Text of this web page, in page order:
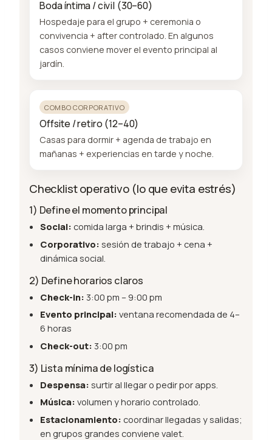
Boda íntima / civil (30–60)
Hospedaje para el grupo + ceremonia o
convivencia + after controlado. En algunos
casos conviene mover el evento principal al
jardín.
COMBO CORPORATIVO
Offsite / retiro (12–40)
Casas para dormir + agenda de trabajo en
mañanas + experiencias en tarde y noche.
Checklist operativo (lo que evita estrés)
1) Define el momento principal
Social: comida larga + brindis + música.
Corporativo: sesión de trabajo + cena +
dinámica social.
2) Define horarios claros
Check-in: 3:00 pm – 9:00 pm
Evento principal: ventana recomendada de 4–
6 horas
Check-out: 3:00 pm
3) Lista mínima de logística
Despensa: surtir al llegar o pedir por apps.
Música: volumen y horario controlado.
Estacionamiento: coordinar llegadas y salidas;
en grupos grandes conviene valet.